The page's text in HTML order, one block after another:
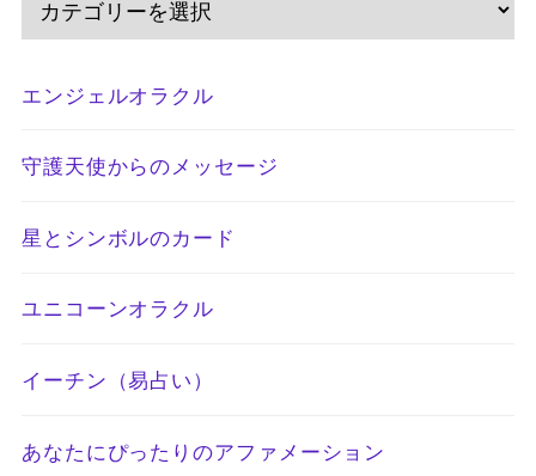
エンジェルオラクル
守護天使からのメッセージ
星とシンボルのカード
ユニコーンオラクル
イーチン（易占い）
あなたにぴったりのアファメーション